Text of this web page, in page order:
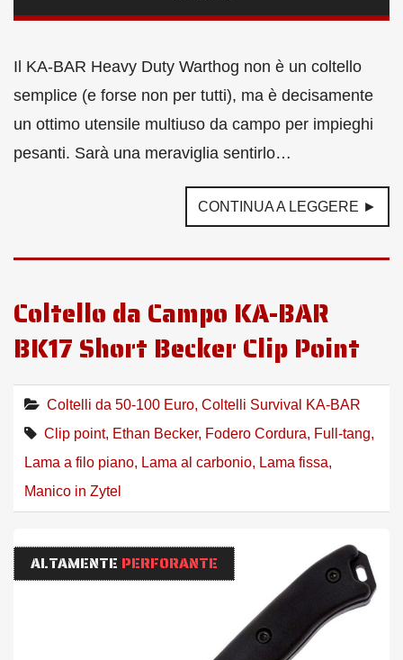
Il KA-BAR Heavy Duty Warthog non è un coltello
semplice (e forse non per tutti), ma è decisamente
un ottimo utensile multiuso da campo per impieghi
pesanti. Sarà una meraviglia sentirlo…
CONTINUA A LEGGERE ►
Coltello da Campo KA-BAR
BK17 Short Becker Clip Point
Coltelli da 50-100 Euro, Coltelli Survival KA-BAR
Clip point, Ethan Becker, Fodero Cordura, Full-tang,
Lama a filo piano, Lama al carbonio, Lama fissa,
Manico in Zytel
ALTAMENTE PERFORANTE